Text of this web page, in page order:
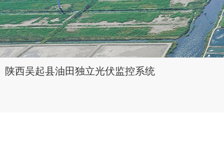
陕西吴起县油田独立光伏监控系统